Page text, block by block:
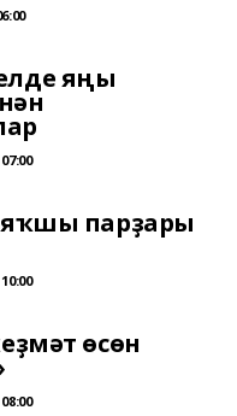
яңы
яҡшы парҙары
өсөн